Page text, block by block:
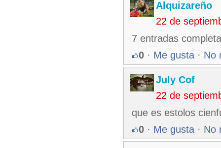
Alquizareño
22 de
7 entradas
0 · Me gusta · No
July Cof
22 de
que es estolos
0 · Me gusta · No